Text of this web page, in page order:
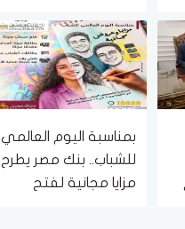
بمناسبة اليوم العالمي
للشباب.. بنك مصر يطرح
مزايا مجانية لفتح